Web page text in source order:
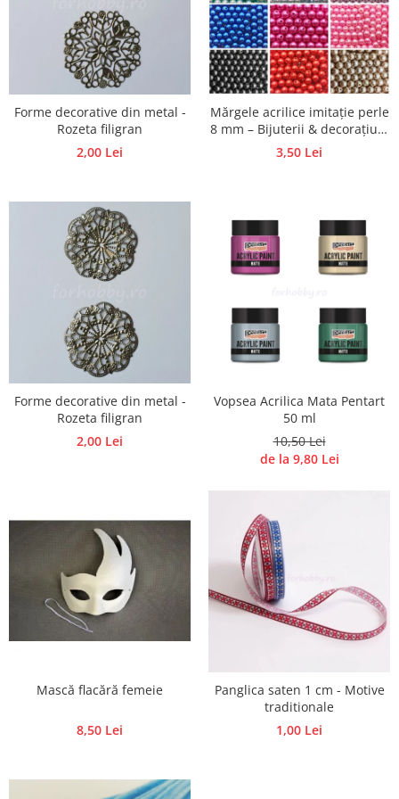
Carton/Hartie efecte speciale
Carton/Hartie Scrapbooking
Carton/Hartie unicolor
Hartie creponata
Hartie reciclata/manuala
Rame, albume, notesuri
Forme/Figurine carton
Panglici, snururi, sarma
Dantela
Panglici craciun
Stampile, sigilii
Stampile silicon
Ustensile, aparate
Forme decorative din metal -
Rozeta filigran
2,00 Lei
Mărgele acrilice imitație perle
8 mm – Bijuterii & decorațiuni
handmade
3,50 Lei
Forme decorative din metal -
Rozeta filigran
2,00 Lei
Vopsea Acrilica Mata Pentart
50 ml
10,50 Lei
de la 9,80 Lei
Mască flacără femeie
8,50 Lei
Panglica saten 1 cm - Motive
traditionale
1,00 Lei